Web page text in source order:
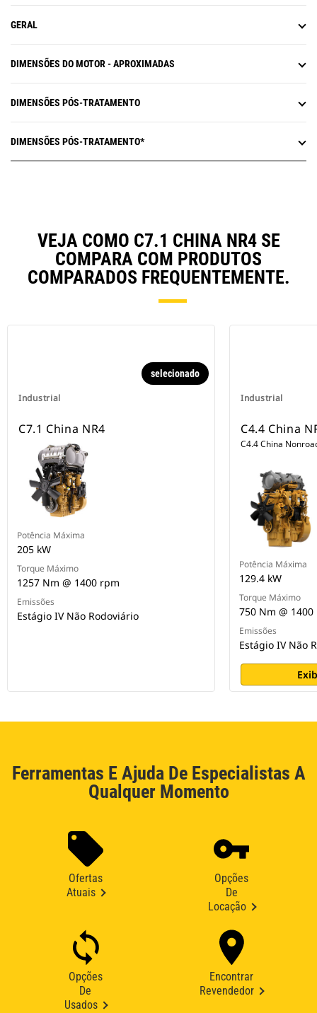
GERAL
DIMENSÕES DO MOTOR - APROXIMADAS
DIMENSÕES PÓS-TRATAMENTO
DIMENSÕES PÓS-TRATAMENTO*
VEJA COMO C7.1 CHINA NR4 SE
COMPARA COM PRODUTOS
COMPARADOS FREQUENTEMENTE.
Industrial
selecionado
C7.1 China NR4
Potência Máxima
205 kW
Torque Máximo
1257 Nm @ 1400 rpm
Emissões
Estágio IV Não Rodoviário
Industrial
C4.4 China
C4.4 China
Potência Máxima
129.4 kW
Torque Máximo
750 Nm @
Emissões
Estágio IV Não
Ferramentas E Ajuda De Especialistas A
Qualquer Momento
Ofertas
Atuais
Opções
De
Locação
Opções
De
Usados
Encontrar
Revendedor